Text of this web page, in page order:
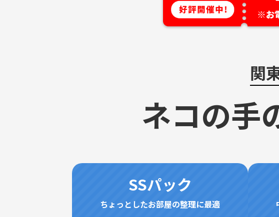
関
ネコの手
SSパック
ちょっとしたお部屋の整理に最適